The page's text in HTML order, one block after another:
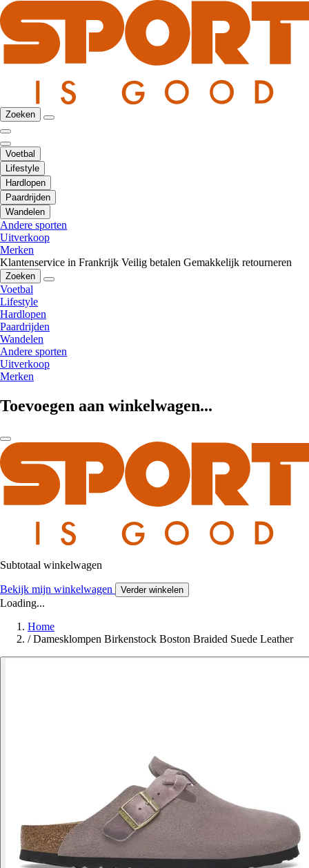
Zoeken
Voetbal
Lifestyle
Hardlopen
Paardrijden
Wandelen
Andere sporten
Uitverkoop
Merken
Klantenservice in Frankrijk Veilig betalen Gemakkelijk retourneren
Zoeken
Voetbal
Lifestyle
Hardlopen
Paardrijden
Wandelen
Andere sporten
Uitverkoop
Merken
Toevoegen aan winkelwagen...
Subtotaal winkelwagen
Bekijk mijn winkelwagen Verder winkelen
Loading...
Home
/ Damesklompen Birkenstock Boston Braided Suede Leather